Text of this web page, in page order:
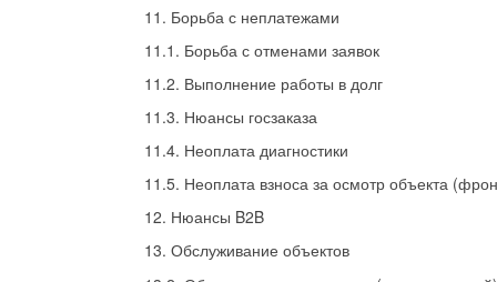
11. Борьба с неплатежами
11.1. Борьба с отменами заявок
11.2. Выполнение работы в долг
11.3. Нюансы госзаказа
11.4. Неоплата диагностики
11.5. Неоплата взноса за осмотр объекта
12. Нюансы B2B
13. Обслуживание объектов